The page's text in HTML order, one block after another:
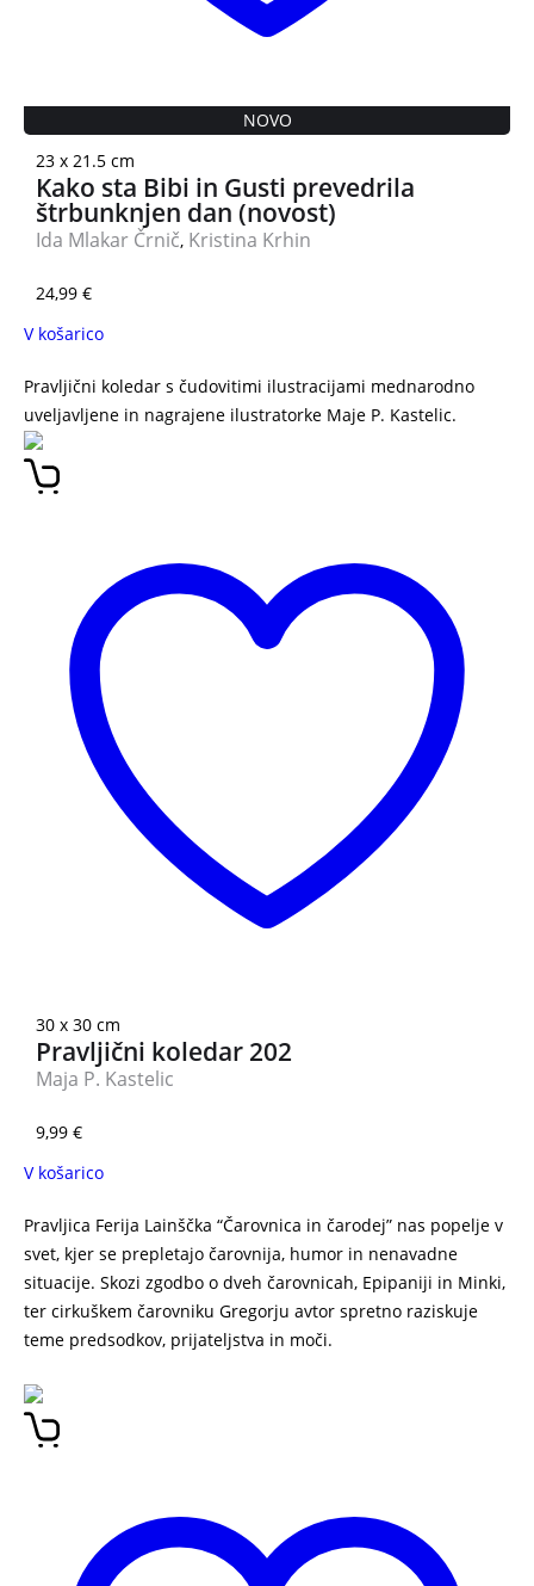
NOVO
23 x 21.5 cm
Kako sta Bibi in Gusti prevedrila
štrbunknjen dan (novost)
Ida Mlakar Črnič, Kristina Krhin
24,99 €
V košarico
Pravljični koledar s čudovitimi ilustracijami mednarodno
uveljavljene in nagrajene ilustratorke Maje P. Kastelic.
30 x 30 cm
Pravljični koledar 202
Maja P. Kastelic
9,99 €
V košarico
Pravljica Ferija Lainščka “Čarovnica in čarodej” nas popelje v
svet, kjer se prepletajo čarovnija, humor in nenavadne
situacije. Skozi zgodbo o dveh čarovnicah, Epipaniji in Minki,
ter cirkuškem čarovniku Gregorju avtor spretno raziskuje
teme predsodkov, prijateljstva in moči.